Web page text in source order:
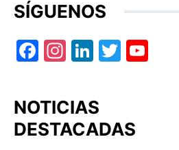
SÍGUENOS
Facebook
Instagram
LinkedIn
Twitter
NOTICIAS
DESTACADAS